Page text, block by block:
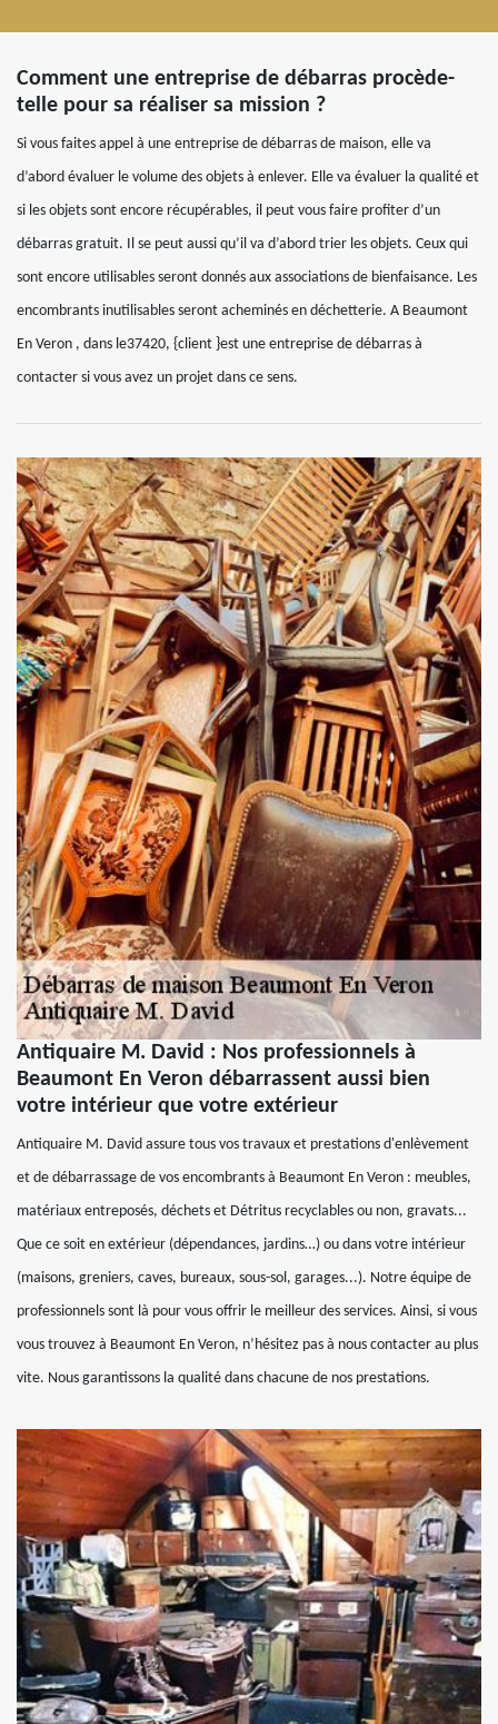
Comment une entreprise de débarras procède-
telle pour sa réaliser sa mission ?
Si vous faites appel à une entreprise de débarras de maison, elle va
d’abord évaluer le volume des objets à enlever. Elle va évaluer la qualité et
si les objets sont encore récupérables, il peut vous faire profiter d’un
débarras gratuit. Il se peut aussi qu’il va d’abord trier les objets. Ceux qui
sont encore utilisables seront donnés aux associations de bienfaisance. Les
encombrants inutilisables seront acheminés en déchetterie. A Beaumont
En Veron , dans le37420, {client }est une entreprise de débarras à
contacter si vous avez un projet dans ce sens.
Antiquaire M. David : Nos professionnels à
Beaumont En Veron débarrassent aussi bien
votre intérieur que votre extérieur
Antiquaire M. David assure tous vos travaux et prestations d'enlèvement
et de débarrassage de vos encombrants à Beaumont En Veron : meubles,
matériaux entreposés, déchets et Détritus recyclables ou non, gravats...
Que ce soit en extérieur (dépendances, jardins…) ou dans votre intérieur
(maisons, greniers, caves, bureaux, sous-sol, garages...). Notre équipe de
professionnels sont là pour vous offrir le meilleur des services. Ainsi, si vous
vous trouvez à Beaumont En Veron, n’hésitez pas à nous contacter au plus
vite. Nous garantissons la qualité dans chacune de nos prestations.